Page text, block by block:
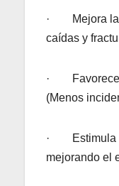
· Mejora la
caídas y
· Favorece
(Menos
· Estimula
mejorando el